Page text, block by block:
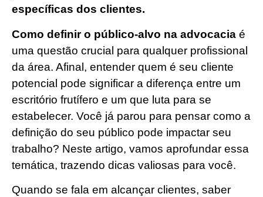
específicas dos clientes.
Como definir o público-alvo na advocacia é
uma questão crucial para qualquer profissional
da área. Afinal, entender quem é seu cliente
potencial pode significar a diferença entre um
escritório frutífero e um que luta para se
estabelecer. Você já parou para pensar como a
definição do seu público pode impactar seu
trabalho? Neste artigo, vamos aprofundar essa
temática, trazendo dicas valiosas para você.
Quando se fala em alcançar clientes, saber